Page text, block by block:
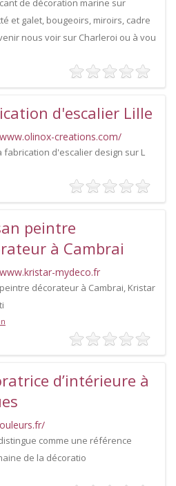
de décoration marine sur
et galet, bougeoirs, miroirs, cadre
nous voir sur Charleroi ou à vou
d'escalier Lille
creations.com/
fabrication d'escalier design sur L
peintre
à Cambrai
mydeco.fr
décorateur à Cambrai, Kristar
d’intérieure à
comme une référence
de la décoratio